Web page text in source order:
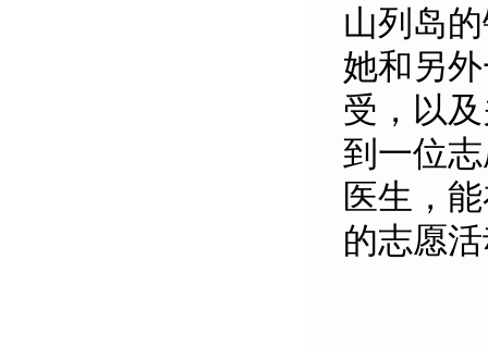
山列岛
她和另
受，以
到一位
医生，
的志愿